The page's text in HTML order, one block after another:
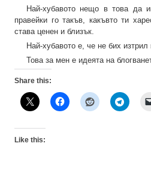
Най-хубавото нещо в това да
правейки го такъв, какъвто ти
става ценен и близък.
Най-хубавото е, че не бих
Това за мен е идеята на
Share this:
Like this: